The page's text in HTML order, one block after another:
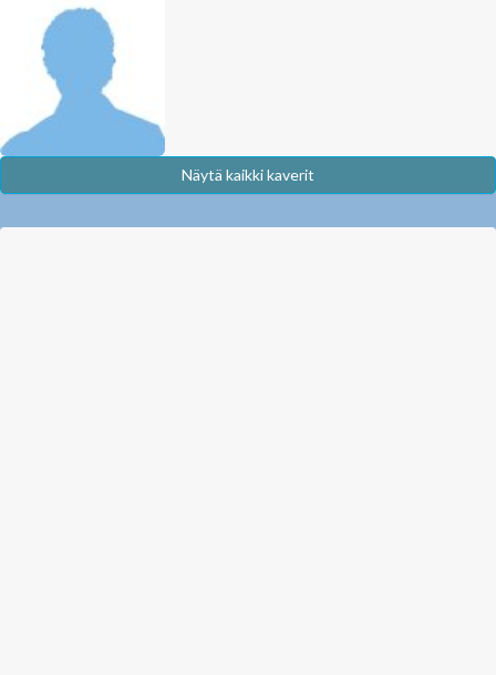
Näytä kaikki kaverit